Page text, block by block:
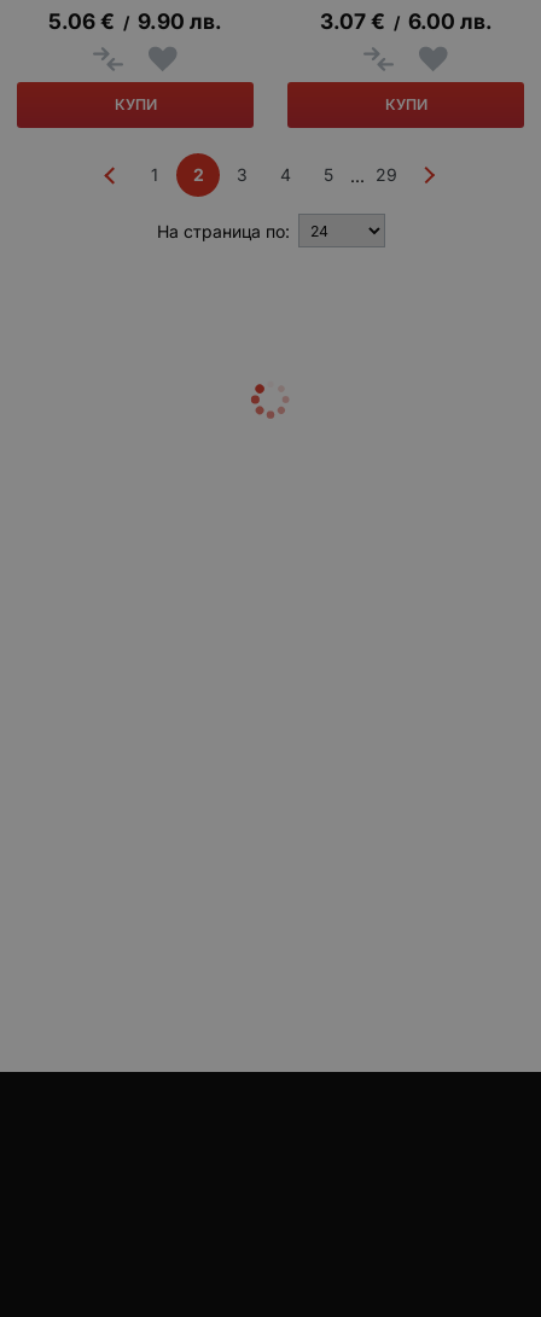
5.06€ / 9.90 лв.
КУПИ
3.07 € / 6.00 лв.
КУПИ
1 2 3 4 5 ... 29
На страница по: